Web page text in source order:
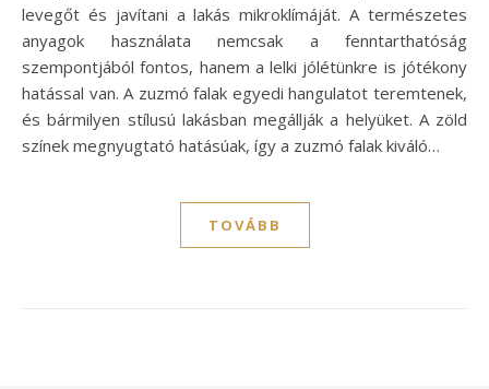
levegőt és javítani a lakás mikroklímáját. A természetes
anyagok használata nemcsak a fenntarthatóság
szempontjából fontos, hanem a lelki jólétünkre is jótékony
hatással van. A zuzmó falak egyedi hangulatot teremtenek,
és bármilyen stílusú lakásban megállják a helyüket. A zöld
színek megnyugtató hatásúak, így a zuzmó falak kiváló…
TOVÁBB